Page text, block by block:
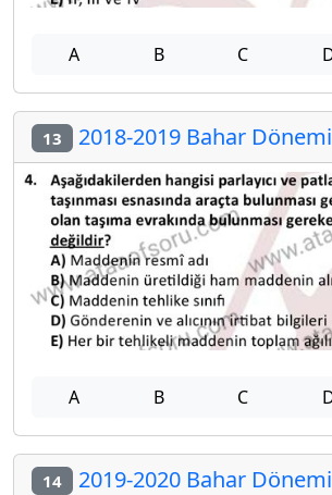
A B C
13 2018-2019 Bahar Dönemi
A B C
14 2019-2020 Bahar Dönemi